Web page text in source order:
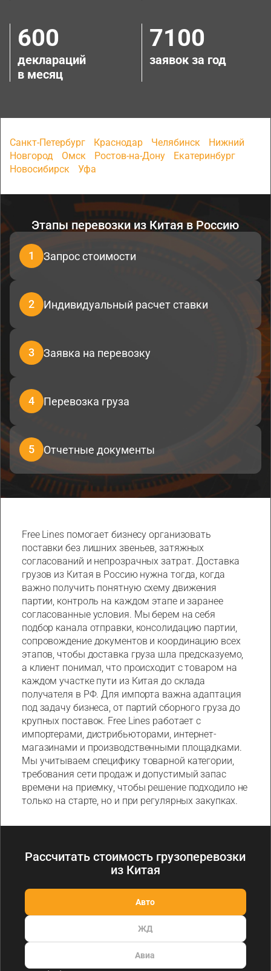
600
деклараций
в месяц
7100
заявок за год
Санкт-Петербург Краснодар Челябинск
Нижний
Новгород
Омск Ростов-на-Дону
Екатеринбург
Новосибирск
Уфа
Этапы перевозки из Китая в Россию
1 Запрос стоимости
2 Индивидуальный расчет ставки
3 Заявка на перевозку
4 Перевозка груза
5 Отчетные документы
Free Lines помогает бизнесу организовать
поставки без лишних звеньев, затяжных
согласований и непрозрачных затрат. Доставка
грузов из Китая в Россию нужна тогда, когда
важно получить понятную схему движения
партии, контроль на каждом этапе и заранее
согласованные условия. Мы берем на себя
подбор канала отправки, консолидацию партии,
сопровождение документов и координацию всех
этапов, чтобы доставка груза шла предсказуемо,
а клиент понимал, что происходит с товаром на
каждом участке пути из Китая до склада
получателя в РФ. Для импорта важна адаптация
под задачу бизнеса, от партий сборного груза до
крупных поставок. Free Lines работает с
импортерами, дистрибьюторами, интернет-
магазинами и производственными площадками.
Мы учитываем специфику товарной категории,
требования сети продаж и допустимый запас
времени на приемку, чтобы решение подходило не
только на старте, но и при регулярных закупках.
Рассчитать стоимость грузоперевозки
из Китая
Авто
ЖД
Авиа